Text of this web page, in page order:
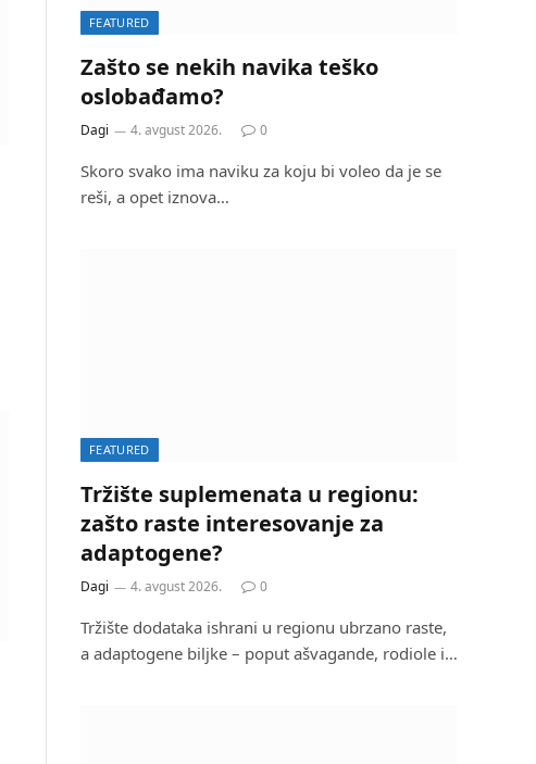
FEATURED
Zašto se nekih navika teško
oslobađamo?
Dagi 4. avgust 2026. 0
Skoro svako ima naviku za koju bi voleo da je se
reši, a opet iznova…
FEATURED
Tržište suplemenata u regionu:
zašto raste interesovanje za
adaptogene?
Dagi 4. avgust 2026. 0
Tržište dodataka ishrani u regionu ubrzano raste,
a adaptogene biljke – poput ašvagande, rodiole i…